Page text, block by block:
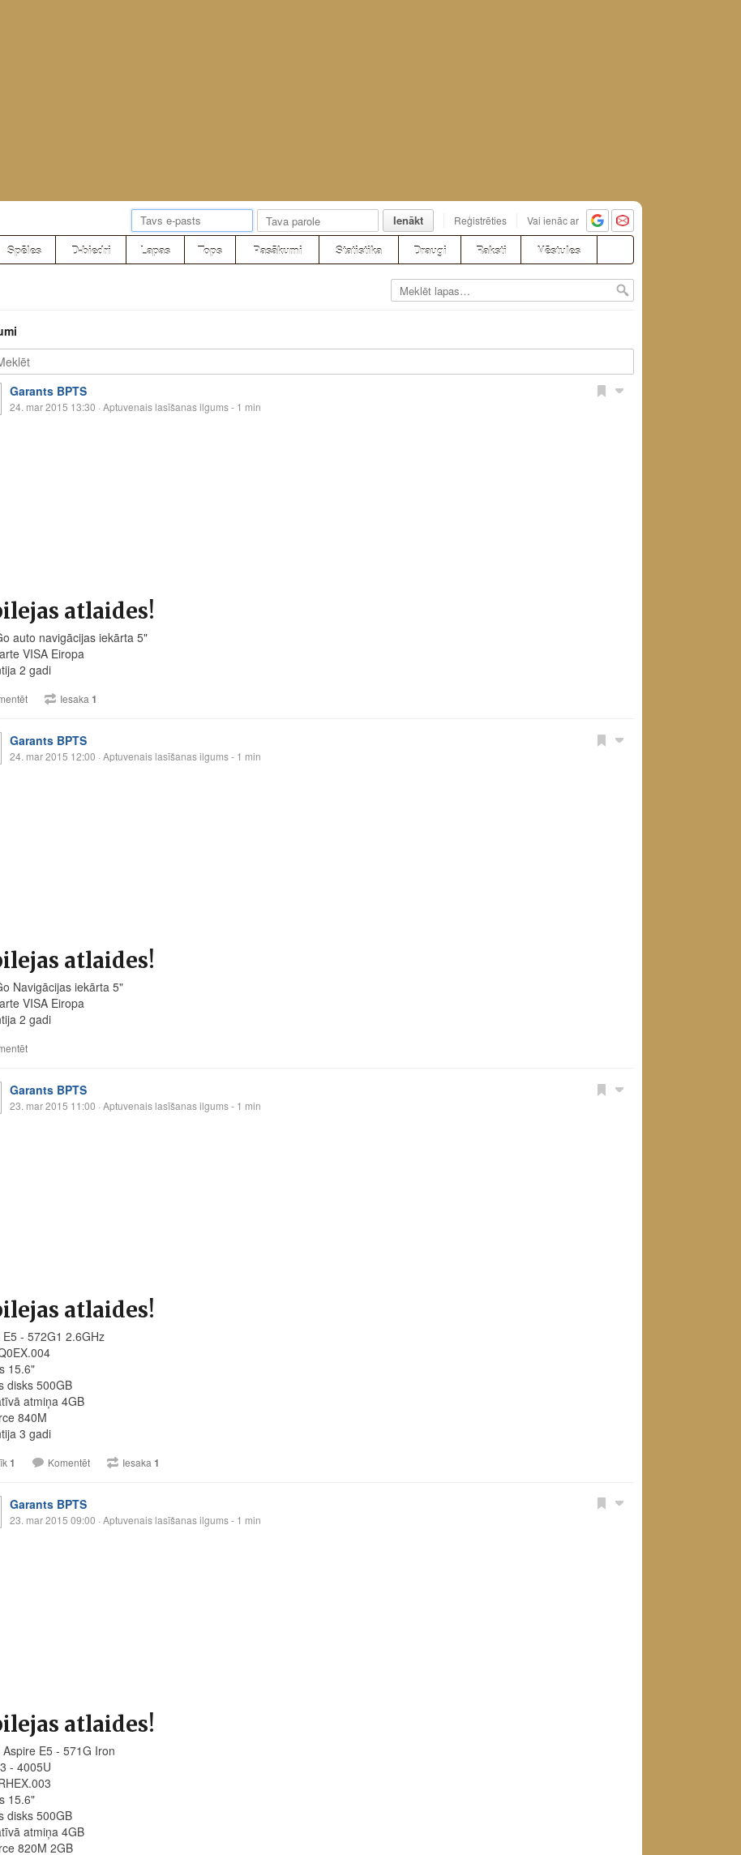
Ienākt Reģistrēties Vai ienāc ar
Spēles D-biedri Lapas Tops Pasākumi Statistika Draugi Raksti Vēstules
Garants BPTS
24. mar 2015 13:30 · Aptuvenais lasīšanas ilgums - 1 min
atlaides!
auto navigācijas iekārta 5"
VISA Eiropa
2 gadi
Iesaka 1
Garants BPTS
24. mar 2015 12:00 · Aptuvenais lasīšanas ilgums - 1 min
atlaides!
Navigācijas iekārta 5"
VISA Eiropa
2 gadi
Garants BPTS
23. mar 2015 11:00 · Aptuvenais lasīšanas ilgums - 1 min
atlaides!
E5 - 572G1 2.6GHz
15.6"
disks 500GB
atmiņa 4GB
840M
3 gadi
1 Komentēt Iesaka 1
Garants BPTS
23. mar 2015 09:00 · Aptuvenais lasīšanas ilgums - 1 min
atlaides!
Aspire E5 - 571G Iron
- 4005U
15.6"
disks 500GB
atmiņa 4GB
820M 2GB